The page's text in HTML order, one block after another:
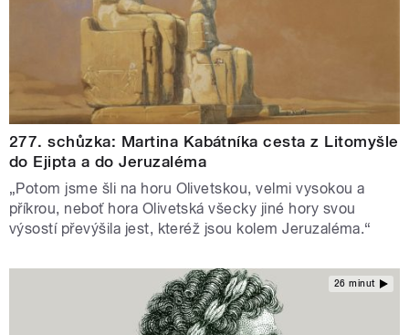
277. schůzka: Martina Kabátníka cesta z Litomyšle
do Ejipta a do Jeruzaléma
„Potom jsme šli na horu Olivetskou, velmi vysokou a
příkrou, neboť hora Olivetská všecky jiné hory svou
výsostí převýšila jest, kteréž jsou kolem Jeruzaléma.“
26 minut